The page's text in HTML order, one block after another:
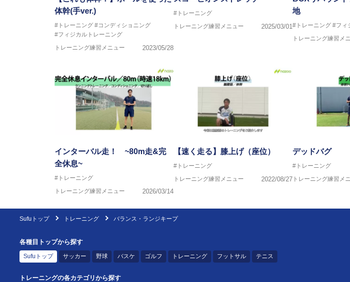
体幹(手ver.)
#トレーニング #コンディショニング
#フィジカルトレーニング
トレーニング練習メニュー
2023/05/28
#トレーニング
トレーニング練習メニュー
2025/03/01
地
#トレーニング #フィ
トレーニング練習メ
インターバル走！ ~80m走&完
全休息~
#トレーニング
トレーニング練習メニュー
2026/03/14
【速く走る】膝上げ（座位）
#トレーニング
トレーニング練習メニュー
2022/08/27
デッドバグ
#トレーニング
トレーニング練習メ
Sufuトップ トレーニング バランス・ランジキープ
各種目トップから探す
Sufuトップ サッカー 野球 バスケ ゴルフ トレーニング フットサル テニス
トレーニングの各カテゴリから探す